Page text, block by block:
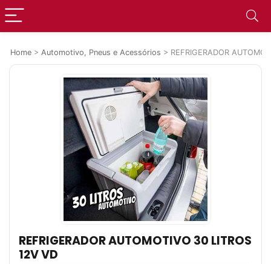
Home > Automotivo, Pneus e Acessórios > REFRIGERADOR
REFRIGERADOR AUTOMOTIVO 30 LITROS
12V VD